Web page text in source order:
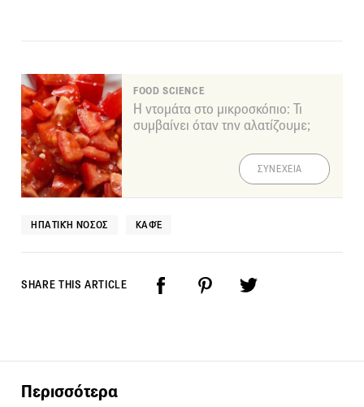
FOOD SCIENCE
Η ντομάτα στο μικροσκόπιο: Τι
συμβαίνει όταν την αλατίζουμε;
ΣΥΝΕΧΕΙΑ
ΗΠΑΤΙΚΉ ΝΌΣΟΣ ΚΑΦΈ
SHARE THIS ARTICLE
Περισσότερα